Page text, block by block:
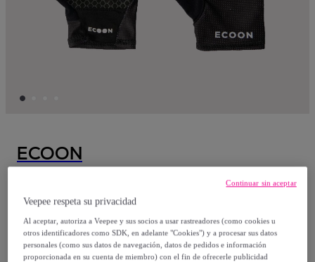
ECOON
Guantes de ciclismo unisex ECOON
Briancon - Negro
9,95 €
Veepee respeta su privacidad
Al aceptar, autoriza a Veepee y sus socios a usar rastreadores (como cookies u
otros identificadores como SDK, en adelante "Cookies") y a procesar sus datos
personales (como sus datos de navegación, datos de pedidos e información
proporcionada en su cuenta de miembro) con el fin de ofrecerle publicidad
Continuar sin aceptar